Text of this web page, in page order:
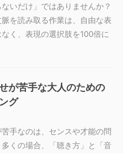
いだけ」ではありませんか？
を読み取る作業は、自由な表
く、表現の選択肢を100倍に
が苦手な大人のための
グ
手なのは、センスや才能の問
くの場合、「聴き方」と「音